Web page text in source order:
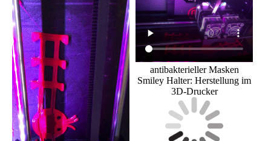
antibakterieller Masken
Smiley Halter: Herstellung im
3D-Drucker